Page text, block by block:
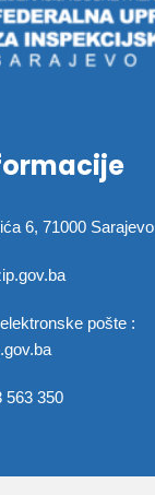
6, 71000 Sarajevo
pošte :
563 350